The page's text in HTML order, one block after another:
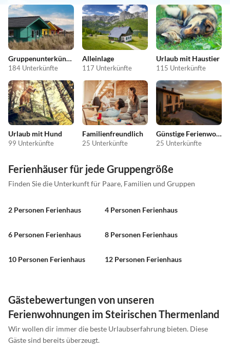
Gruppenunterkünfte
184 Unterkünfte
Alleinlage
117 Unterkünfte
Urlaub mit Haustier
115 Unterkünfte
Urlaub mit Hund
99 Unterkünfte
Familienfreundlich
25 Unterkünfte
Günstige Ferienwohnungen
25 Unterkünfte
Ferienhäuser für jede Gruppengröße
Finden Sie die Unterkunft für Paare, Familien und Gruppen
2 Personen Ferienhaus 4 Personen Ferienhaus
6 Personen Ferienhaus 8 Personen Ferienhaus
10 Personen Ferienhaus 12 Personen Ferienhaus
Gästebewertungen von unseren
Ferienwohnungen im Steirischen Thermenland
Wir wollen dir immer die beste Urlaubserfahrung bieten. Diese
Gäste sind bereits überzeugt.